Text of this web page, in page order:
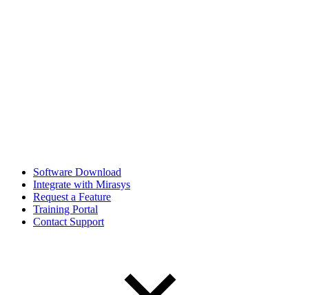
Software Download
Integrate with Mirasys
Request a Feature
Training Portal
Contact Support